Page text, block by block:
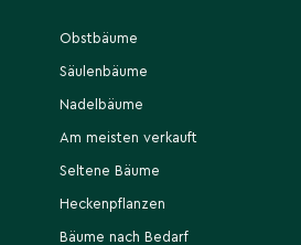
Obstbäume
Säulenbäume
Nadelbäume
Am meisten verkauft
Seltene Bäume
Heckenpflanzen
Bäume nach Bedarf